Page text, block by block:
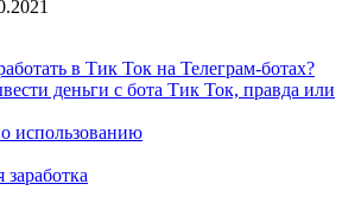
в Тик Ток на Телеграм-ботах?
деньги с бота Тик Ток, правда или
использованию
заработка